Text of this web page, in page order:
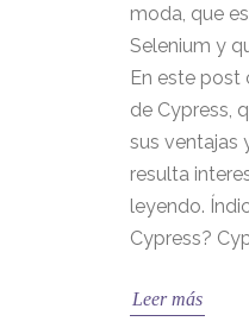
moda, que
Selenium y
En este post
de Cypress,
sus ventajas
resulta
leyendo.
Cypress?
Leer más